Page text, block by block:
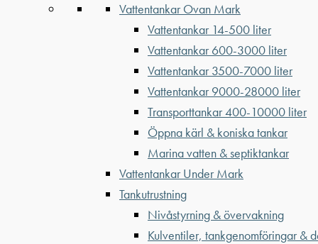
Vattentankar Ovan Mark
Vattentankar 14-500 liter
Vattentankar 600-3000 liter
Vattentankar 3500-7000 liter
Vattentankar 9000-28000 liter
Transporttankar 400-10000 liter
Öppna kärl & koniska tankar
Marina vatten & septiktankar
Vattentankar Under Mark
Tankutrustning
Nivåstyrning & övervakning
Kulventiler, tankgenomföringar &